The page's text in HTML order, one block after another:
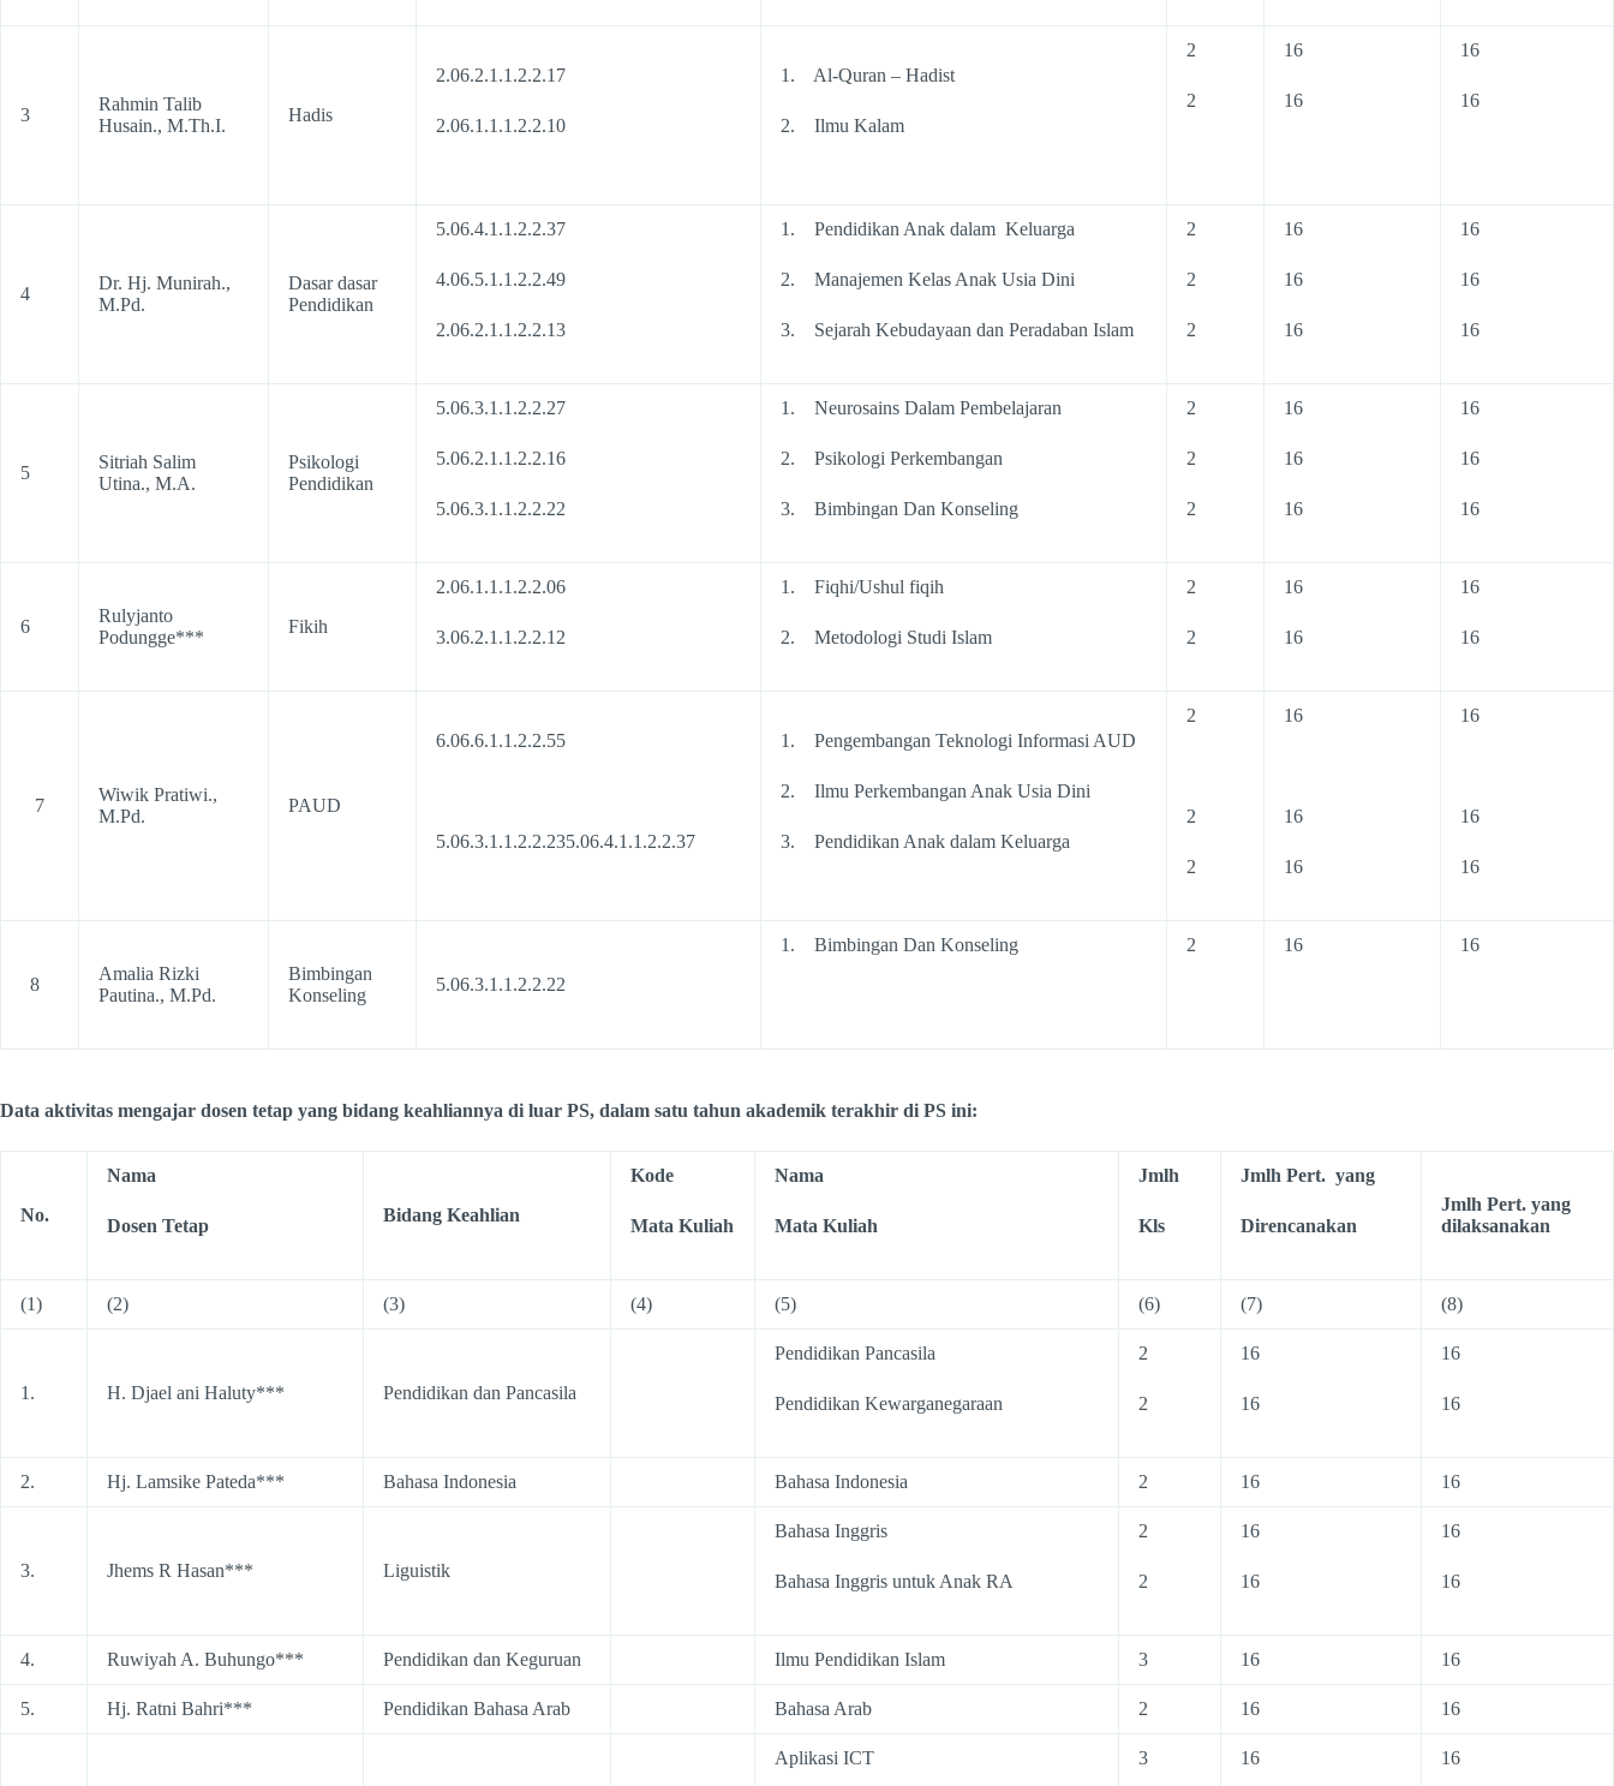
3
Rahmin Talib
Husain., M.Th.I.
Hadis
2.06.2.1.1.2.2.17
2.06.1.1.1.2.2.10
1. Al-Quran – Hadist
2. Ilmu Kalam
2
2
16
16
16
16
4
Dr. Hj. Munirah.,
M.Pd.
Dasar dasar
Pendidikan
5.06.4.1.1.2.2.37
4.06.5.1.1.2.2.49
2.06.2.1.1.2.2.13
1. Pendidikan Anak dalam Keluarga
2. Manajemen Kelas Anak Usia Dini
3. Sejarah Kebudayaan dan Peradaban Islam
2
2
2
16
16
16
16
16
16
5
Sitriah Salim
Utina., M.A.
Psikologi
Pendidikan
5.06.3.1.1.2.2.27
5.06.2.1.1.2.2.16
5.06.3.1.1.2.2.22
1. Neurosains Dalam Pembelajaran
2. Psikologi Perkembangan
3. Bimbingan Dan Konseling
2
2
2
16
16
16
16
16
16
6
Rulyjanto
Podungge***
Fikih
2.06.1.1.1.2.2.06
3.06.2.1.1.2.2.12
1. Fiqhi/Ushul fiqih
2. Metodologi Studi Islam
2
2
16
16
16
16
7
Wiwik Pratiwi.,
M.Pd.
PAUD
6.06.6.1.1.2.2.55
5.06.3.1.1.2.2.235.06.4.1.1.2.2.37
1. Pengembangan Teknologi Informasi AUD
2. Ilmu Perkembangan Anak Usia Dini
3. Pendidikan Anak dalam Keluarga
2
2
2
16
16
16
16
16
16
8
Amalia Rizki
Pautina., M.Pd.
Bimbingan
Konseling
5.06.3.1.1.2.2.22
1. Bimbingan Dan Konseling 2 16 16
Data aktivitas mengajar dosen tetap yang bidang keahliannya di luar PS, dalam satu tahun akademik terakhir di PS ini:
No.
Nama
Dosen Tetap
Bidang Keahlian
Kode
Mata Kuliah
Nama
Mata Kuliah
Jmlh
Kls
Jmlh Pert. yang
Direncanakan
Jmlh Pert. yang
dilaksanakan
(1) (2) (3) (4) (5) (6) (7) (8)
1. H. Djael ani Haluty*** Pendidikan dan Pancasila
Pendidikan Pancasila
Pendidikan Kewarganegaraan
2
2
16
16
16
16
2. Hj. Lamsike Pateda*** Bahasa Indonesia Bahasa Indonesia 2 16 16
3. Jhems R Hasan*** Liguistik
Bahasa Inggris
Bahasa Inggris untuk Anak RA
2
2
16
16
16
16
4. Ruwiyah A. Buhungo*** Pendidikan dan Keguruan Ilmu Pendidikan Islam 3 16 16
5. Hj. Ratni Bahri*** Pendidikan Bahasa Arab Bahasa Arab 2 16 16
Aplikasi ICT 3 16 16